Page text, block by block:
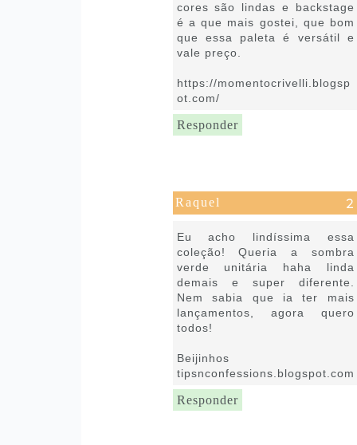
cores são lindas e backstage
é a que mais gostei, que bom
que essa paleta é versátil e
vale preço.
https://momentocrivelli.blogsp
ot.com/
Responder
Raquel
Eu acho lindíssima essa
coleção! Queria a sombra
verde unitária haha linda
demais e super diferente.
Nem sabia que ia ter mais
lançamentos, agora quero
todos!
Beijinhos
tipsnconfessions.blogspot.com
Responder